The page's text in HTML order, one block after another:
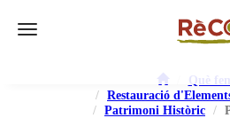
Toggle navigation
Què
Restauració
Patrimoni Històric